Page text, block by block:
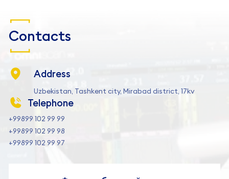
Contacts
Address
Uzbekistan, Tashkent city, Mirabad district, 17kv
Telephone
+99899 102 99 99
+99899 102 99 98
+99899 102 99 97